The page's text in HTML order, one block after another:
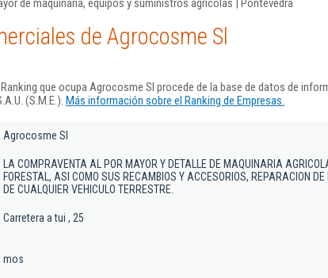
de maquinaria, equipos y suministros agrícolas | Pontevedra
de Agrocosme Sl
que ocupa Agrocosme Sl procede de la base de datos de
(S.M.E.). Más información sobre el Ranking de Empresas.
Agrocosme Sl
LA COMPRAVENTA AL POR MAYOR Y DETALLE DE MAQUINARIA
FORESTAL, ASI COMO SUS RECAMBIOS Y ACCESORIOS, REPARACION
DE CUALQUIER VEHICULO TERRESTRE.
Carretera a tui , 25
mos